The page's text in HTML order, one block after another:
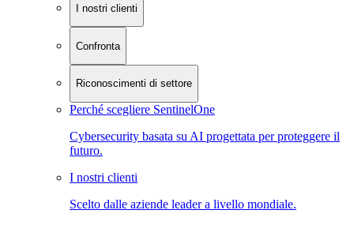
I nostri clienti
Confronta
Riconoscimenti di settore
Perché scegliere SentinelOne
Cybersecurity basata su AI progettata per proteggere il
futuro.
I nostri clienti
Scelto dalle aziende leader a livello mondiale.